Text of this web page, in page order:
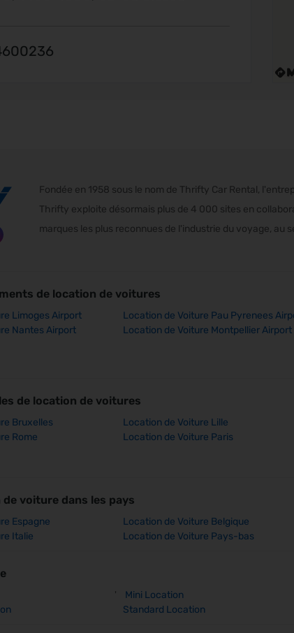
Fondée en 1958 sous le nom de Thrifty Car Rental,
Thrifty exploite désormais plus de 4 000 sites en
marques les plus reconnues de l'industrie du voyage, au
de location de voitures
Limoges Airport Location de Voiture Pau Pyrenees
Nantes Airport
Location de Voiture Montpellier Airport
de location de voitures
Bruxelles Location de Voiture Lille
Rome
Location de Voiture Paris
voiture dans les pays
Espagne Location de Voiture Belgique
Italie
Location de Voiture Pays-bas
' Mini Location
Standard Location